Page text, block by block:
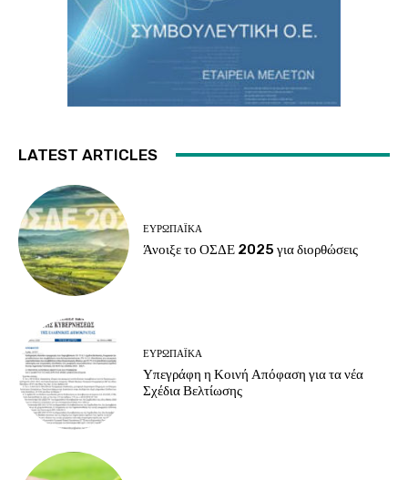
LATEST ARTICLES
ΕΥΡΩΠΑΪΚΆ
Άνοιξε το ΟΣΔΕ 2025 για διορθώσεις
ΕΥΡΩΠΑΪΚΆ
Υπεγράφη η Κοινή Απόφαση για τα νέα
Σχέδια Βελτίωσης